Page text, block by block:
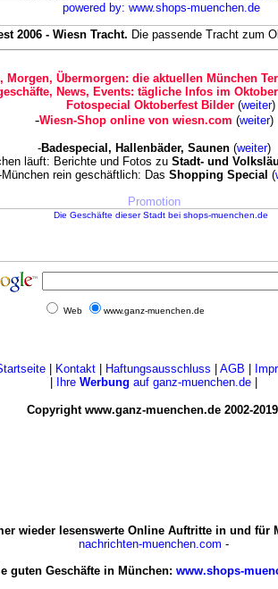
2006 - Wiesn Tracht. Die passende Tracht zum
Morgen, Übermorgen: die aktuellen München
News, Events: tägliche Infos im
Fotospecial Oktoberfest Bilder (weiter)
-Wiesn-Shop online von wiesn.com (weiter)
-Badespecial, Hallenbäder, Saunen(weiter)
läuft: Berichte und Fotos zu Stadt- und
München rein geschäftlich: Das Shopping Special (
Promotion
Web www.ganz-muenchen.de
| Kontakt| Haftungsausschluss AGB
Ihre Werbung auf ganz-muenchen.de
Copyright www.ganz-muenchen.de 2002-
wieder lesenswerte Online Auftritte in und für
nachrichten-muenchen.com -
guten Geschäfte in München: www.shops-